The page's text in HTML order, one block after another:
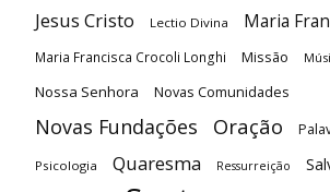
Jesus Cristo Lectio Divina Maria
Maria Francisca Crocoli Longhi Missão
Nossa Senhora Novas Comunidades
Novas Fundações Oração
Psicologia Quaresma Ressurreição